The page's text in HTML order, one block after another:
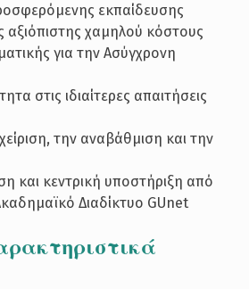
εκπαίδευσης
αξιόπιστης χαμηλού κόστους
για την Ασύγχρονη
στις ιδιαίτερες απαιτήσεις
την αναβάθμιση και την
και κεντρική υποστήριξη από
Διαδίκτυο GUnet